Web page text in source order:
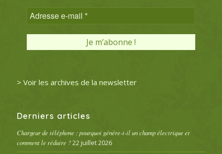
> Voir les archives de la newsletter
Derniers articles
Chargeur de téléphone : pourquoi génère-t-il un champ électrique et
comment le réduire ? 22 juillet 2026